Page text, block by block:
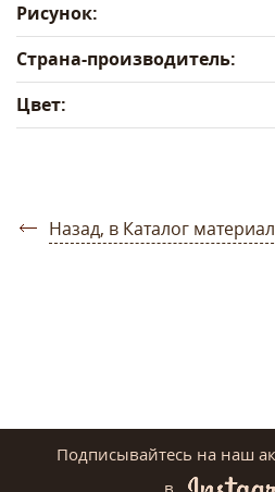
Рисунок:
Страна-производитель:
Цвет:
Назад, в Каталог
Подписывайтесь на наш
в